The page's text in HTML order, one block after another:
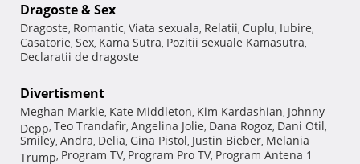
Dragoste & Sex
Dragoste, Romantic, Viata sexuala, Relatii, Cuplu, Iubire,
Casatorie, Sex, Kama Sutra, Pozitii sexuale Kamasutra,
Declaratii de dragoste
Divertisment
Meghan Markle, Kate Middleton, Kim Kardashian, Johnny
Depp, Teo Trandafir, Angelina Jolie, Dana Rogoz, Dani Otil,
Smiley, Andra, Delia, Gina Pistol, Justin Bieber, Melania
Trump, Program TV, Program Pro TV, Program Antena 1